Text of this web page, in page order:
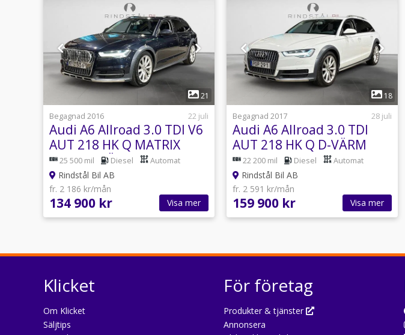
1
21
Begagnad 2016
22 juli
Audi A6 Allroad 3.0 TDI V6
AUT 218 HK Q MATRIX
DRAG D-VÄRM 19"
25 500 mil Diesel Automat
Rindstål Bil AB
fr. 2 186 kr/mån
134 900 kr Visa mer
1
18
Begagnad 2017
28 juli
Audi A6 Allroad 3.0 TDI
AUT 218 HK Q D-VÄRM
DRAG NAVI SE UTR
22 200 mil Diesel Automat
Rindstål Bil AB
fr. 2 591 kr/mån
159 900 kr Visa mer
Klicket
Om Klicket
Säljtips
För företag
Produkter & tjänster
Annonsera